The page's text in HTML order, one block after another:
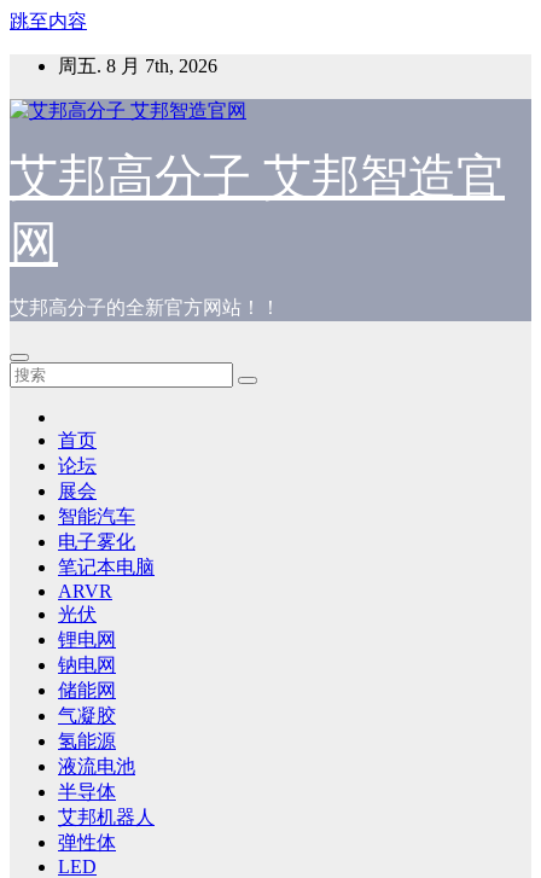
跳至内容
周五. 8 月 7th, 2026
艾邦高分子 艾邦智造官
网
艾邦高分子的全新官方网站！！
首页
论坛
展会
智能汽车
电子雾化
笔记本电脑
ARVR
光伏
锂电网
钠电网
储能网
气凝胶
氢能源
液流电池
半导体
艾邦机器人
弹性体
LED